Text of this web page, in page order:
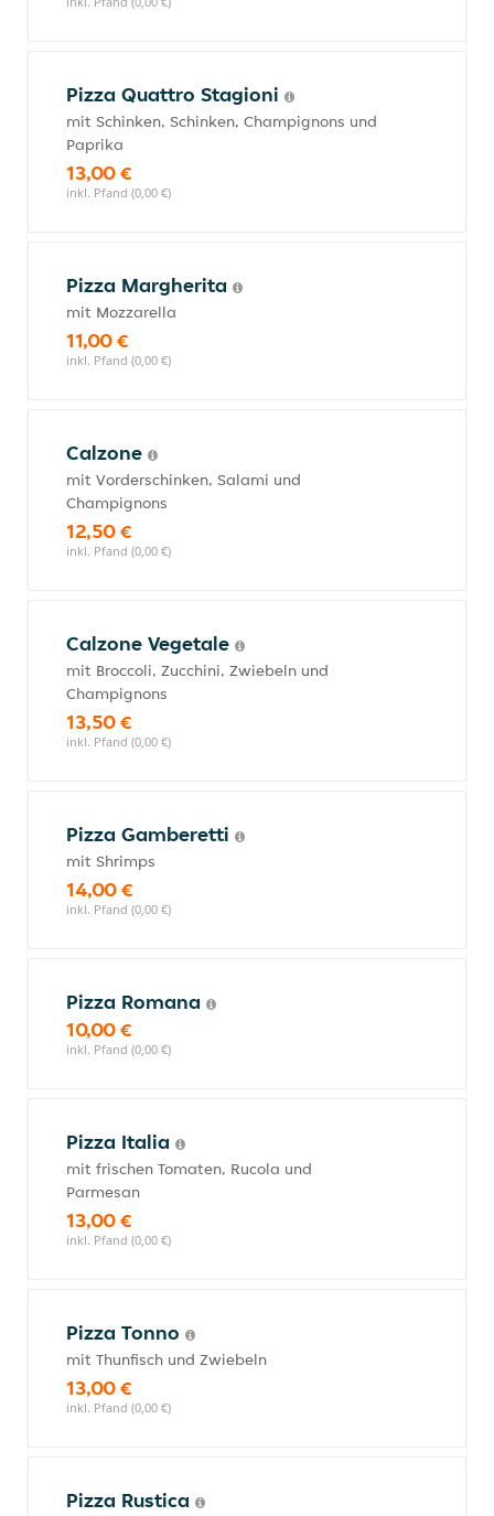
Pizza Quattro Stagioni
mit Schinken, Schinken, Champignons und
Paprika
13,00 €
inkl. Pfand (0,00 €)
Pizza Margherita
mit Mozzarella
11,00 €
inkl. Pfand (0,00 €)
Calzone
mit Vorderschinken, Salami und
Champignons
12,50 €
inkl. Pfand (0,00 €)
Calzone Vegetale
mit Broccoli, Zucchini, Zwiebeln und
Champignons
13,50 €
inkl. Pfand (0,00 €)
Pizza Gamberetti
mit Shrimps
14,00 €
inkl. Pfand (0,00 €)
Pizza Romana
10,00 €
inkl. Pfand (0,00 €)
Pizza Italia
mit frischen Tomaten, Rucola und
Parmesan
13,00 €
inkl. Pfand (0,00 €)
Pizza Tonno
mit Thunfisch und Zwiebeln
13,00 €
inkl. Pfand (0,00 €)
Pizza Rustica